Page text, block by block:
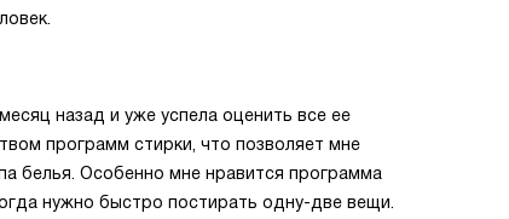
назад и уже успела оценить все ее
программ стирки, что позволяет мне
белья. Особенно мне нравится программа
нужно быстро постирать одну-две вещи.